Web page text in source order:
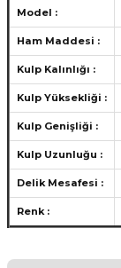
Model :
Ham Maddesi :
Kulp Kalınlığı :
Kulp Yüksekliği :
Kulp Genişliği :
Kulp Uzunluğu :
Delik Mesafesi :
Renk :